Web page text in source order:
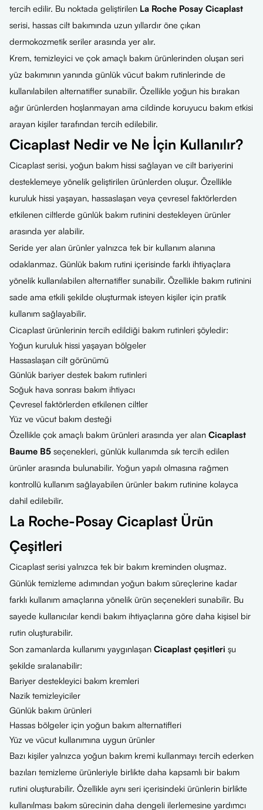
tercih edilir. Bu noktada geliştirilen La Roche Posay Cicaplast
serisi, hassas cilt bakımında uzun yıllardır öne çıkan
dermokozmetik seriler arasında yer alır.
Krem, temizleyici ve çok amaçlı bakım ürünlerinden oluşan seri
yüz bakımının yanında günlük vücut bakım rutinlerinde de
kullanılabilen alternatifler sunabilir. Özellikle yoğun his bırakan
ağır ürünlerden hoşlanmayan ama cildinde koruyucu bakım etkisi
arayan kişiler tarafından tercih edilebilir.
Cicaplast Nedir ve Ne İçin Kullanılır?
Cicaplast serisi, yoğun bakım hissi sağlayan ve cilt bariyerini
desteklemeye yönelik geliştirilen ürünlerden oluşur. Özellikle
kuruluk hissi yaşayan, hassaslaşan veya çevresel faktörlerden
etkilenen ciltlerde günlük bakım rutinini destekleyen ürünler
arasında yer alabilir.
Seride yer alan ürünler yalnızca tek bir kullanım alanına
odaklanmaz. Günlük bakım rutini içerisinde farklı ihtiyaçlara
yönelik kullanılabilen alternatifler sunabilir. Özellikle bakım rutinini
sade ama etkili şekilde oluşturmak isteyen kişiler için pratik
kullanım sağlayabilir.
Cicaplast ürünlerinin tercih edildiği bakım rutinleri şöyledir:
Yoğun kuruluk hissi yaşayan bölgeler
Hassaslaşan cilt görünümü
Günlük bariyer destek bakım rutinleri
Soğuk hava sonrası bakım ihtiyacı
Çevresel faktörlerden etkilenen ciltler
Yüz ve vücut bakım desteği
Özellikle çok amaçlı bakım ürünleri arasında yer alan Cicaplast
Baume B5 seçenekleri, günlük kullanımda sık tercih edilen
ürünler arasında bulunabilir. Yoğun yapılı olmasına rağmen
kontrollü kullanım sağlayabilen ürünler bakım rutinine kolayca
dahil edilebilir.
La Roche-Posay Cicaplast Ürün
Çeşitleri
Cicaplast serisi yalnızca tek bir bakım kreminden oluşmaz.
Günlük temizleme adımından yoğun bakım süreçlerine kadar
farklı kullanım amaçlarına yönelik ürün seçenekleri sunabilir. Bu
sayede kullanıcılar kendi bakım ihtiyaçlarına göre daha kişisel bir
rutin oluşturabilir.
Son zamanlarda kullanımı yaygınlaşan Cicaplast çeşitleri şu
şekilde sıralanabilir:
Bariyer destekleyici bakım kremleri
Nazik temizleyiciler
Günlük bakım ürünleri
Hassas bölgeler için yoğun bakım alternatifleri
Yüz ve vücut kullanımına uygun ürünler
Bazı kişiler yalnızca yoğun bakım kremi kullanmayı tercih ederken
bazıları temizleme ürünleriyle birlikte daha kapsamlı bir bakım
rutini oluşturabilir. Özellikle aynı seri içerisindeki ürünlerin birlikte
kullanılması bakım sürecinin daha dengeli ilerlemesine yardımcı